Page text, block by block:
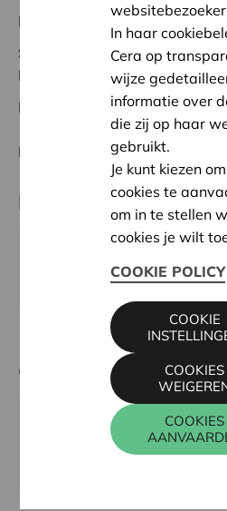
Regionaal Project
Status:
In onderzoek
Mechelen - Klein-Brabant
Datum:
07/10/2026
Beslissing: In aanvraag
Partner
ANTWERPEN
Contactpersoon
KRIS DEBRUYNE
016 27 96 74
In haar
Cera op
wijze
informatie over
die zij op haar
gebruikt.
Je kunt kiezen
cookies te
om in te stellen
cookies je wilt
COOKIE POLICY
COOKIES
COOKIES
COOKIE